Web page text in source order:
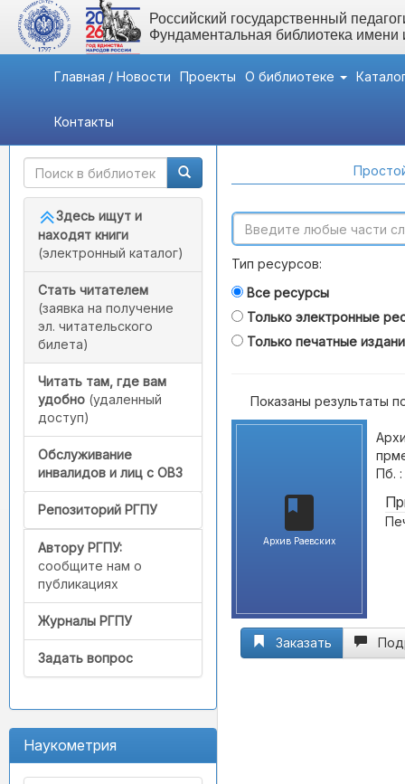
Российский государственный
Фундаментальная библиотека
Главная / Новости Проекты О библиотеке
Контакты
Быстрый доступ
Здесь ищут и
находят книги
(электронный каталог)
Стать читателем
(заявка на получение
эл. читательского
билета)
Читать там, где вам
удобно (удаленный
доступ)
Обслуживание
инвалидов и лиц с ОВЗ
Репозиторий РГПУ
Автору РГПУ:
сообщите нам о
публикациях
Журналы РГПУ
Задать вопрос
Наукометрия
Тип ресурсов:
Все ресурсы
Только электронные
Только печатные
Показаны результаты
Архив Раевских
Пб. :
Заказать